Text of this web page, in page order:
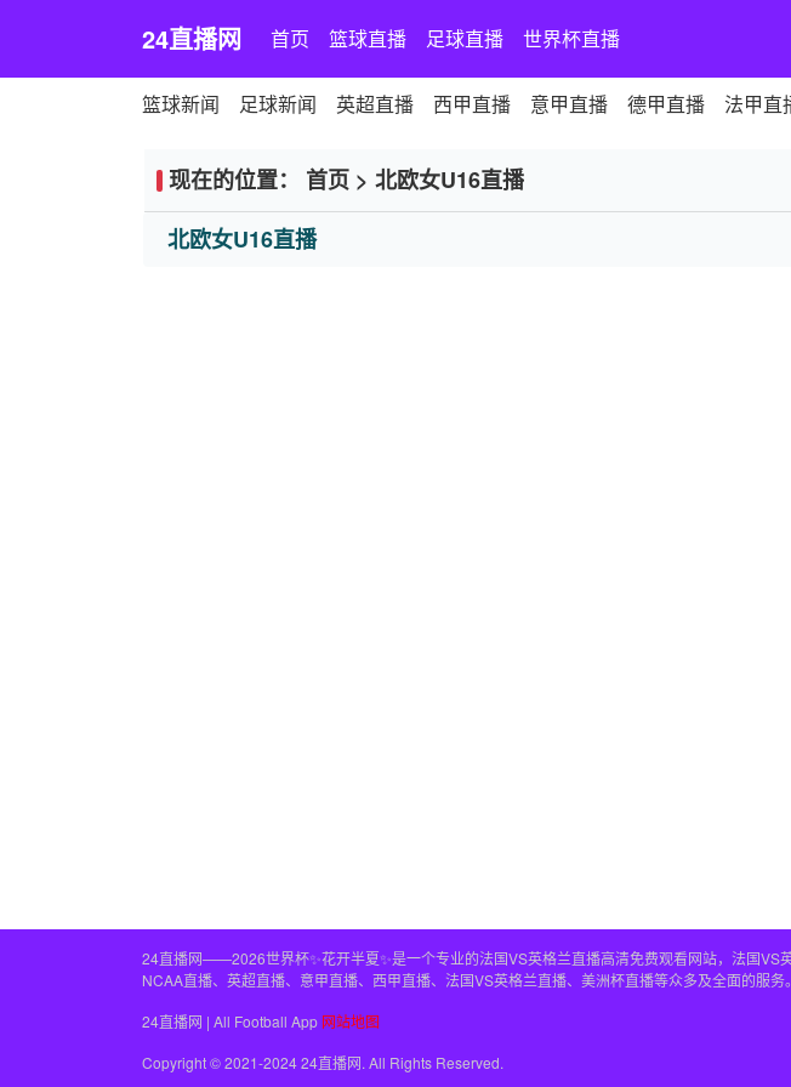
24直播网 首页 篮球直播 足球直播 世界杯直播
篮球新闻 足球新闻 英超直播 西甲直播 意甲直播 德甲直播 法甲直
现在的位置： 首页 > 北欧女U16直播
北欧女U16直播
24直播网——2026世界杯✨花开半夏✨是一个专业的法国VS英格兰直播高清免费观看网站，法国VS
NCAA直播、英超直播、意甲直播、西甲直播、法国VS英格兰直播、美洲杯直播等众多及全面的服
24直播网 | All Football App 网站地图
Copyright © 2021-2024 24直播网. All Rights Reserved.